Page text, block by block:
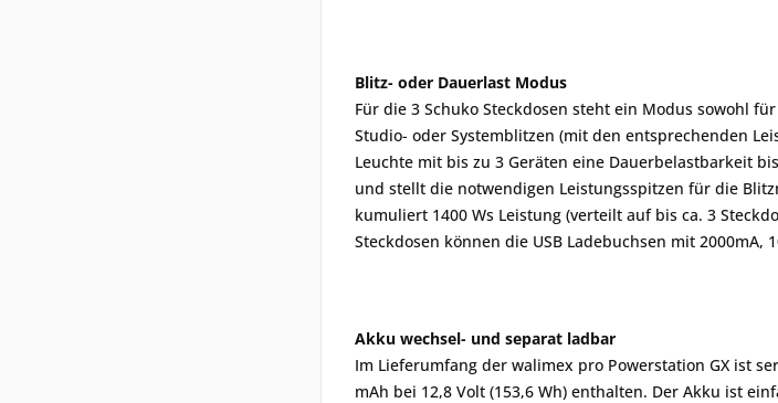
Blitz- oder Dauerlast Modus
Für die 3 Schuko Steckdosen steht ein Modus sowohl
Studio- oder Systemblitzen (mit den entsprechenden
Leuchte mit bis zu 3 Geräten eine Dauerbelastbarkeit
und stellt die notwendigen Leistungsspitzen für die
kumuliert 1400 Ws Leistung (verteilt auf bis ca. 3
Steckdosen können die USB Ladebuchsen mit 2000mA,
Akku wechsel- und separat ladbar
Im Lieferumfang der walimex pro Powerstation GX ist
mAh bei 12,8 Volt (153,6 Wh) enthalten. Der Akku ist